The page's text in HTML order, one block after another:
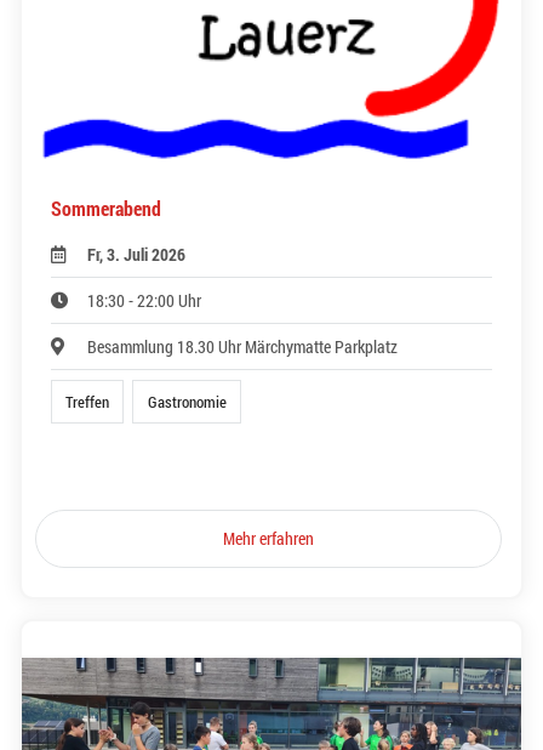
Sommerabend
Fr, 3. Juli 2026
18:30 - 22:00 Uhr
Besammlung 18.30 Uhr Märchymatte Parkplatz
Treffen Gastronomie
Mehr erfahren